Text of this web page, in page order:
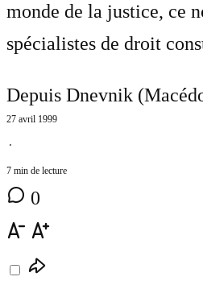
monde de la justice, ce
spécialistes de droit
Depuis Dnevnik
27 avril 1999
⋅
7 min de lecture
0